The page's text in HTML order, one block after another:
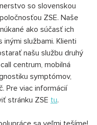
so slovenskou
ZSE. Naše
ako súčasť ich
inými službami. Klienti
našu službu druhý
centrum, mobilná
symptómov,
Pre viac informácií
stránku ZSE tu.